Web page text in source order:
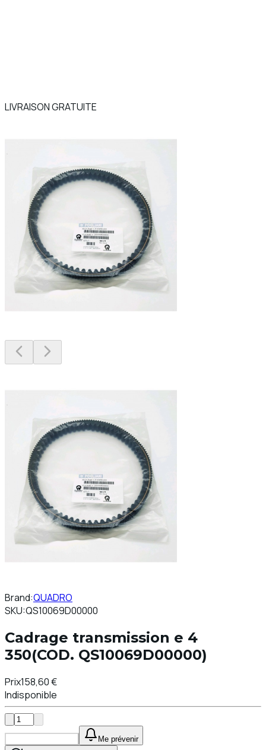
LIVRAISON GRATUITE
Brand:QUADRO
SKU:QS10069D00000
Cadrage transmission e 4
350(COD. QS10069D00000)
Prix158,60 €
Indisponible
Me prévenir